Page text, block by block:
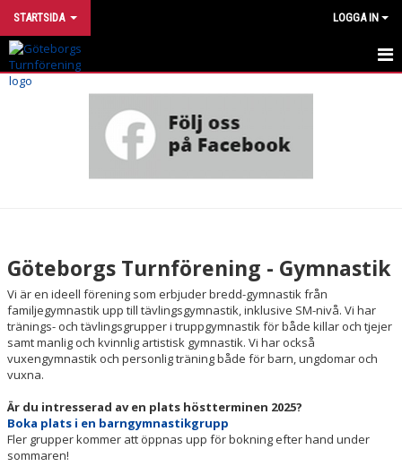
STARTSIDA LOGGA IN
INTRESSEANMÄLAN
UTVECKLINGSMODELL
STÖTTA TURN
FÖR DIG SOM ÄR MEDLEM
FÖR DIG SOM ÄR LEDARE
HALLSCHEMA VT2026
MAJVOLTEN
Göteborgs Turnförening - Gymnastik
Vi är en ideell förening som erbjuder bredd-gymnastik från
familjegymnastik upp till tävlingsgymnastik, inklusive SM-nivå. Vi har
tränings- och tävlingsgrupper i truppgymnastik för både killar och tjejer
samt manlig och kvinnlig artistisk gymnastik. Vi har också
vuxengymnastik och personlig träning både för barn, ungdomar och
vuxna.
Är du intresserad av en plats höstterminen 2025?
Boka plats i en barngymnastikgrupp
Fler grupper kommer att öppnas upp för bokning efter hand under
sommaren!